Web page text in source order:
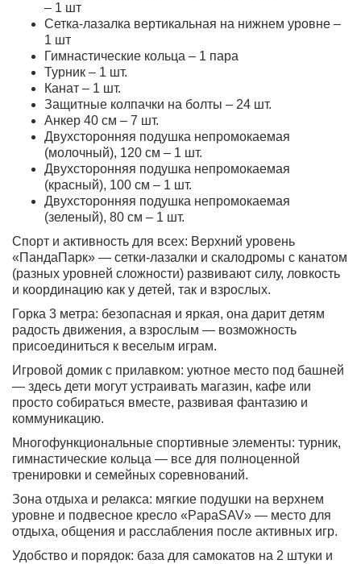
– 1 шт
Сетка-лазалка вертикальная на нижнем уровне –
1 шт
Гимнастические кольца – 1 пара
Турник – 1 шт.
Канат – 1 шт.
Защитные колпачки на болты – 24 шт.
Анкер 40 см – 7 шт.
Двухсторонняя подушка непромокаемая
(молочный), 120 см – 1 шт.
Двухсторонняя подушка непромокаемая
(красный), 100 см – 1 шт.
Двухсторонняя подушка непромокаемая
(зеленый), 80 см – 1 шт.
Спорт и активность для всех: Верхний уровень
«ПандаПарк» — сетки-лазалки и скалодромы с канатом
(разных уровней сложности) развивают силу, ловкость
и координацию как у детей, так и взрослых.
Горка 3 метра: безопасная и яркая, она дарит детям
радость движения, а взрослым — возможность
присоединиться к веселым играм.
Игровой домик с прилавком: уютное место под башней
— здесь дети могут устраивать магазин, кафе или
просто собираться вместе, развивая фантазию и
коммуникацию.
Многофункциональные спортивные элементы: турник,
гимнастические кольца — все для полноценной
тренировки и семейных соревнований.
Зона отдыха и релакса: мягкие подушки на верхнем
уровне и подвесное кресло «PapaSAV» — место для
отдыха, общения и расслабления после активных игр.
Удобство и порядок: база для самокатов на 2 штуки и